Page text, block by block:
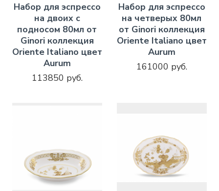
Набор для эспрессо
на двоих с
подносом 80мл от
Ginori коллекция
Oriente Italiano цвет
Aurum
113850 руб.
Набор для эспрессо
на четверых 80мл
от Ginori коллекция
Oriente Italiano цвет
Aurum
161000 руб.